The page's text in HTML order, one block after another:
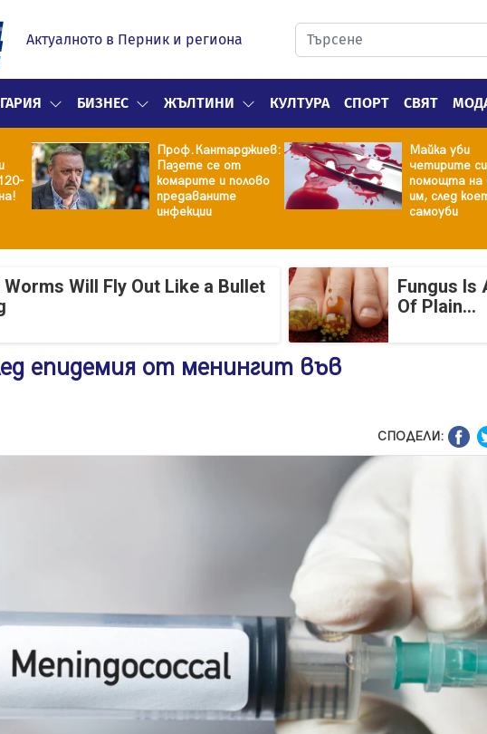
Актуалното в Перник и региона
БИЗНЕС ЖЪЛТИНИ КУЛТУРА СПОРТ СВЯТ
Проф.Кантарджиев:
Пазете се от
комарите и полово
предаваните
инфекции
Майка уби
четирите
помощта на
им, след
самоуби
Will Fly Out Like a Bullet
Fungus Is
Of Plain...
епидемия от менингит във
СПОДЕЛИ: